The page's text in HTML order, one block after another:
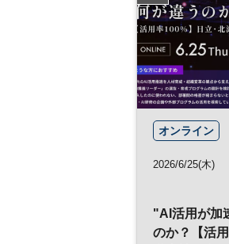
オンライン
2026/6/25(木)
"AI活用が加
のか？【活